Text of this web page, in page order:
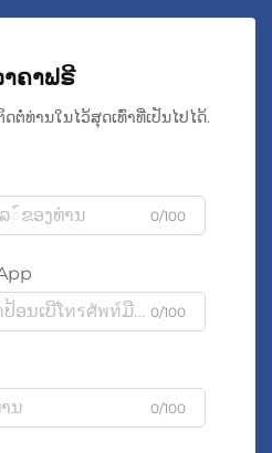
ຄາຟຣີ
ຕໍ່ທ່ານໃນໄວ້ສຸດເທົ່າທີ່ເປັນໄປໄດ້.
0/100
0/100
0/100